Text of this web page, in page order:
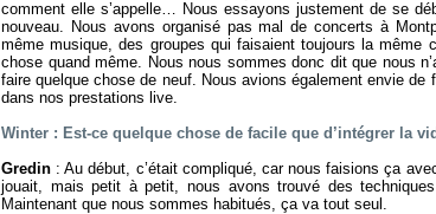
comment elle s’appelle… Nous essayons justement de se
nouveau. Nous avons organisé pas mal de concerts à
même musique, des groupes qui faisaient toujours la
chose quand même. Nous nous sommes donc dit que nous
faire quelque chose de neuf. Nous avions également envie
dans nos prestations live.
Winter : Est-ce quelque chose de facile que d’intégrer la
Gredin : Au début, c’était compliqué, car nous faisions ça
jouait, mais petit à petit, nous avons trouvé des
Maintenant que nous sommes habitués, ça va tout seul.